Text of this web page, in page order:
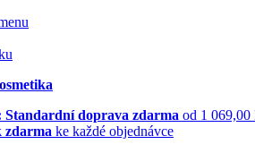
Standardní doprava zdarma od 1 069,00
zdarma ke každé objednávce